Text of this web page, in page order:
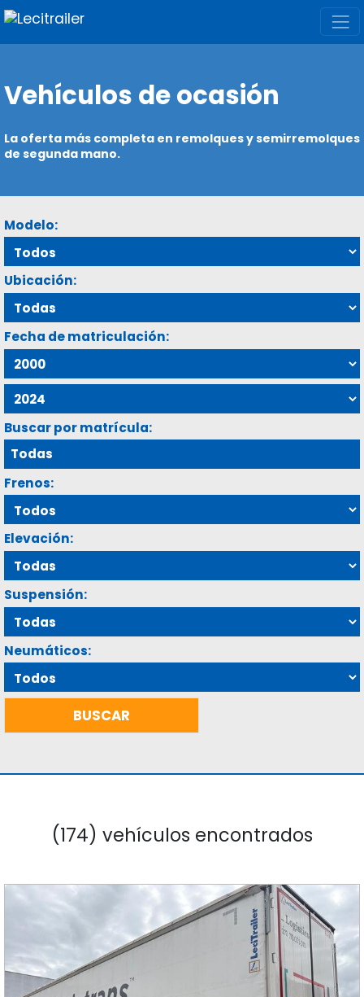
Vehículos de ocasión
La oferta más completa en remolques y semirremolques
de segunda mano.
Modelo:
Ubicación:
Fecha de matriculación:
Buscar por matrícula:
Frenos:
Elevación:
Suspensión:
Neumáticos:
(174) vehículos encontrados